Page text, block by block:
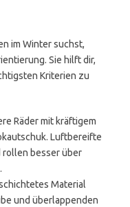
im Winter suchst,
Sie hilft dir,
Kriterien zu
Räder mit kräftigem
Luftbereifte
rollen besser über
Material
und überlappenden